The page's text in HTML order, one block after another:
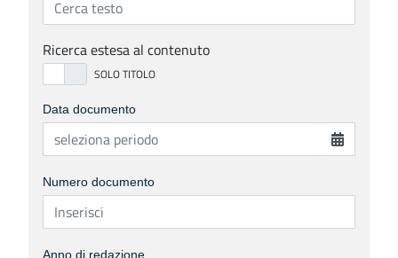
Ricerca estesa al contenuto
Data documento
Numero documento
Anno di redazione